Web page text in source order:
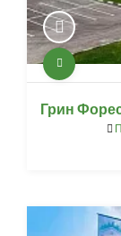
Грин